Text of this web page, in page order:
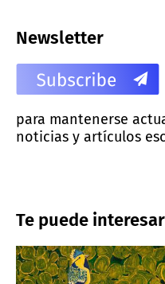
Newsletter
para mantenerse
noticias y artículos
Te puede interesar